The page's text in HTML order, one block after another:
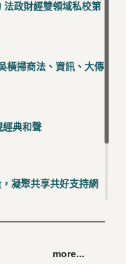
法政財經雙領域私校第
橫掃商法、資訊、大傳
經典和聲
凝聚共享共好支持網
ISO 14001、45001 及
more...